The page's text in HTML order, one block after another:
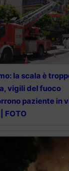
la scala è
vigili del fuoco
paziente in
FOTO